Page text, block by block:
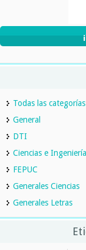
Todas las categorías
General
DTI
Ciencias e Ingeniería
FEPUC
Generales Ciencias
Generales Letras